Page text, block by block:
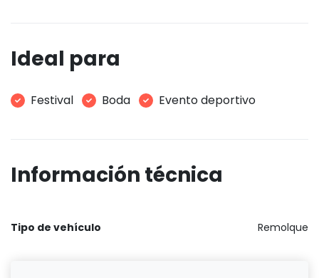
Ideal para
Festival Boda Evento deportivo
Información técnica
Tipo de vehículo Remolque